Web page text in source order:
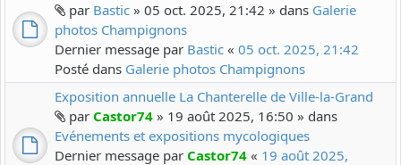
par Bastic » 05 oct. 2025, 21:42 » dans Galerie
photos Champignons
Dernier message par Bastic « 05 oct. 2025, 21:42
Posté dans Galerie photos Champignons
Exposition annuelle La Chanterelle de Ville-la-Grand
par Castor74 » 19 août 2025, 16:50 » dans
Evénements et expositions mycologiques
Dernier message par Castor74 « 19 août 2025,